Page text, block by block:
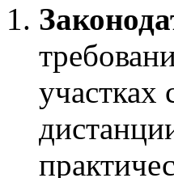
участках